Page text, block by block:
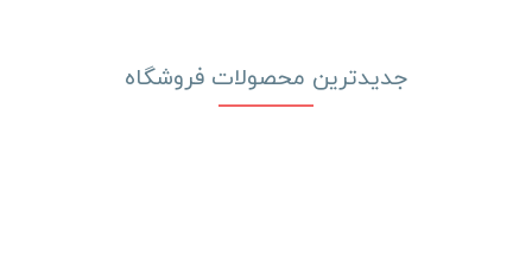
جدیدترین محصولات فروشگاه